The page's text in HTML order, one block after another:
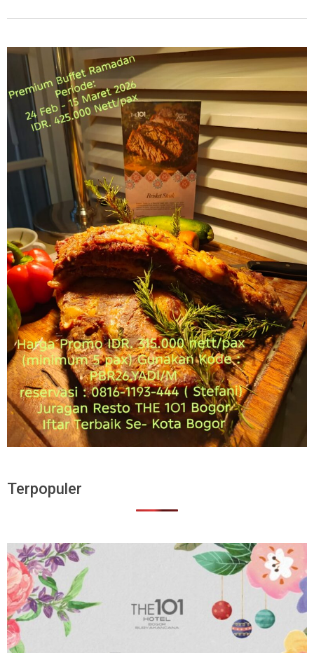
Terpopuler